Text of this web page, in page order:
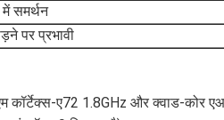
समर्थन
पर प्रभावी
ए72 1.8GHz और क्वाड-कोर